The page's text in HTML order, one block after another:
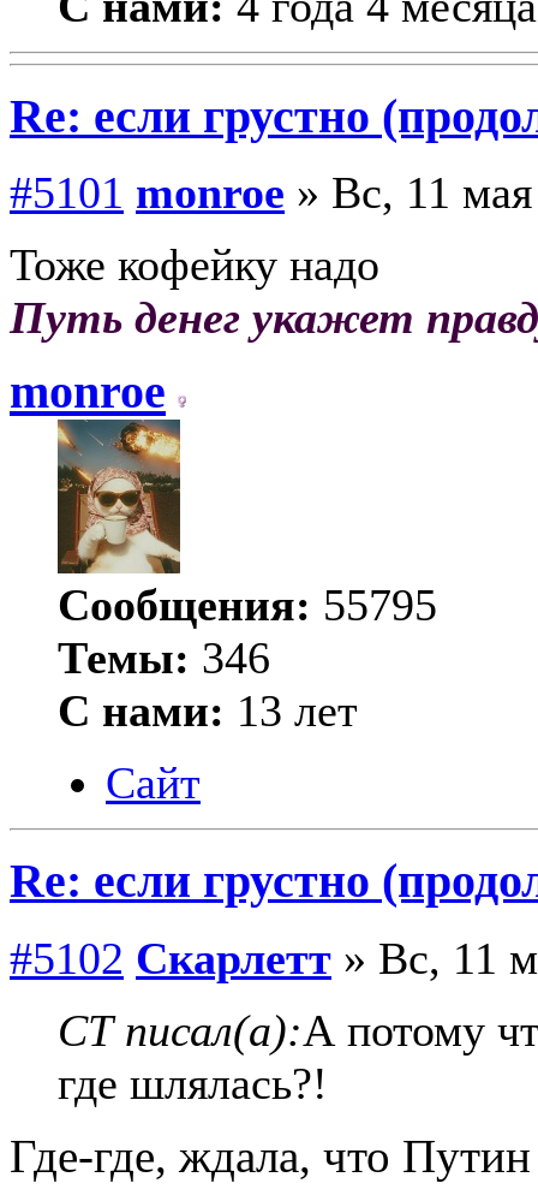
Re: если грустно
#5101 monroe » Вс, 11
Тоже кофейку надо
Путь денег укажет
monroe
Сообщения: 55795
Темы: 346
С нами: 13 лет
Сайт
Re: если грустно
#5102 Скарлетт » Вс, 11
СТ писал(а):А потому
где шлялась?!
Где-где, ждала, что